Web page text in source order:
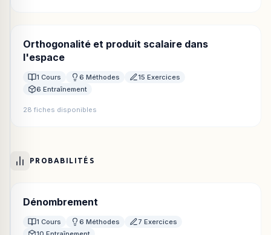
Orthogonalité et produit scalaire dans
l'espace
1 Cours 6 Méthodes
15 Exercices
6 Entraînement
28 fiches disponibles
PROBABILITÉS
Dénombrement
1 Cours 6 Méthodes
7 Exercices